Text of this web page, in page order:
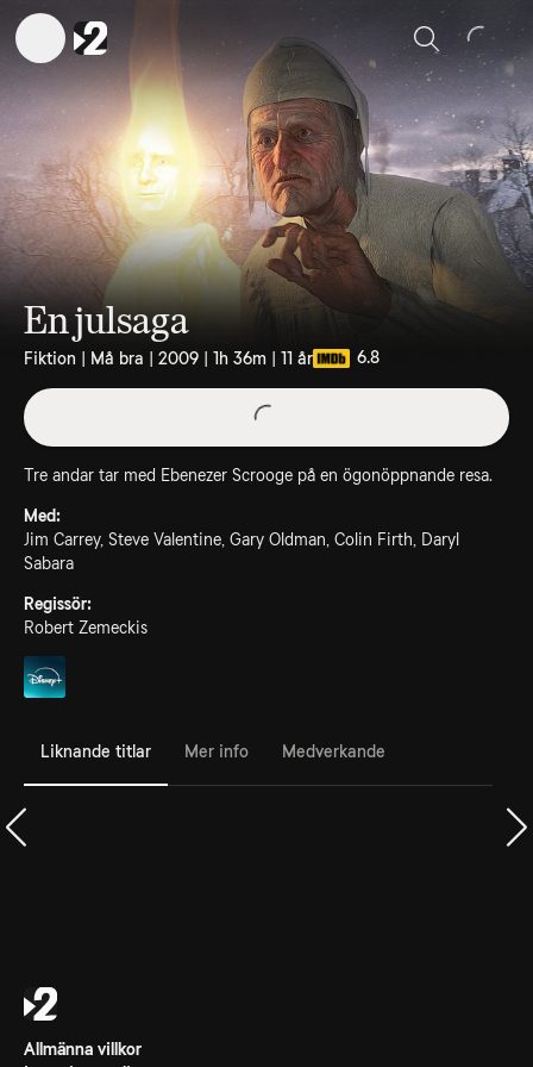
Sök
En julsaga
Fiktion | Må bra | 2009 | 1h 36m | 11 år 6.8
Tre andar tar med Ebenezer Scrooge på en ögonöppnande resa.
Med:
Jim Carrey, Steve Valentine, Gary Oldman, Colin Firth, Daryl
Sabara
Regissör:
Robert Zemeckis
Liknande titlar Mer info Medverkande
Allmänna villkor